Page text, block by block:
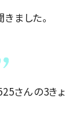
ました。
さんの3きょ